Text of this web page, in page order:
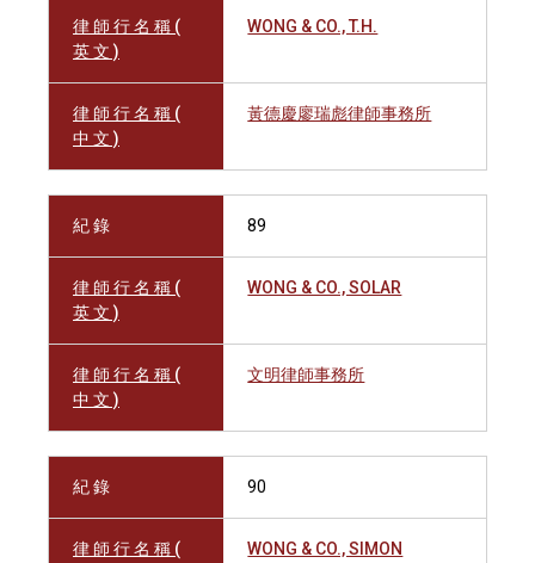
律 師 行 名 稱 (
英 文 )
WONG & CO., T.H.
律 師 行 名 稱 (
中 文 )
黃德慶廖瑞彪律師事務所
紀 錄 89
律 師 行 名 稱 (
英 文 )
WONG & CO., SOLAR
律 師 行 名 稱 (
中 文 )
文明律師事務所
紀 錄 90
律 師 行 名 稱 (
WONG & CO., SIMON